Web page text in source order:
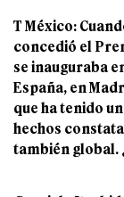
T México:
concedió el
se inauguraba
España, en
que ha tenido
hechos
también global.